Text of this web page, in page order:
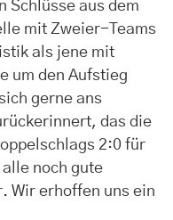
Schlüsse aus dem
mit Zweier-Teams
als jene mit
um den Aufstieg
gerne ans
das die
2:0 für
noch gute
Wir erhoffen uns ein